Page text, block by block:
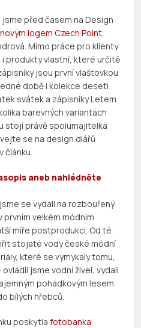
před časem na Design
novým logem Czech Point,
Mimo práce pro klienty
produkty vlastní, které určitě
jsou první vlaštovkou
době i kolekce deseti
svátek a zápisníky Letem
barevných variantách
stojí právě spolumajitelka
se na design diářů
článku.
aneb nahlédněte
se vydali na rozbouřený
velkém módním
míře postprodukci. Od té
stojaté vody české módní
které se vymykaly tomu,
jsme vodní živel, vydali
pohádkovým lesem
bílých hřebců.
poskytlafotobanka